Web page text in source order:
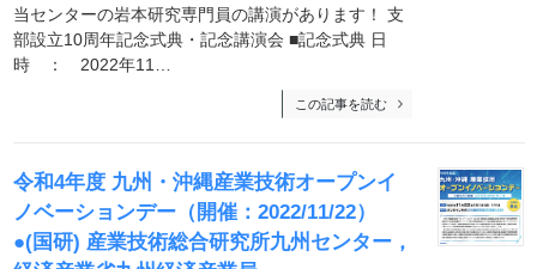
当センターの岩本研究専門員の講演があります！ 支
部設立10周年記念式典・記念講演会 ■記念式典 日
時 ： 2022年11…
この記事を読む
令和4年度 九州・沖縄産業技術オープンイ
ノベーションデー（開催：2022/11/22）
●(国研) 産業技術総合研究所九州センター，